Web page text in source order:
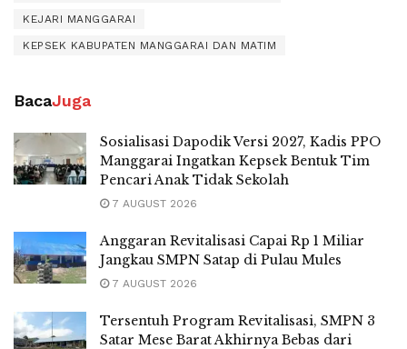
KEJARI MANGGARAI
KEPSEK KABUPATEN MANGGARAI DAN MATIM
BacaJuga
Sosialisasi Dapodik Versi 2027, Kadis PPO
Manggarai Ingatkan Kepsek Bentuk Tim
Pencari Anak Tidak Sekolah
7 AUGUST 2026
Anggaran Revitalisasi Capai Rp 1 Miliar
Jangkau SMPN Satap di Pulau Mules
7 AUGUST 2026
Tersentuh Program Revitalisasi, SMPN 3
Satar Mese Barat Akhirnya Bebas dari